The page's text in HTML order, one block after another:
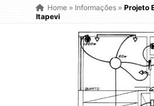
Home» Informações » Projeto
Itapevi